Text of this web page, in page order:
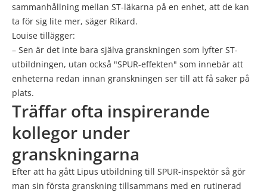
sammanhållning mellan ST-läkarna på en enhet, att de kan
ta för sig lite mer, säger Rikard.
Louise tillägger:
– Sen är det inte bara själva granskningen som lyfter ST-
utbildningen, utan också "SPUR-effekten" som innebär att
enheterna redan innan granskningen ser till att få saker på
plats.
Träffar ofta inspirerande
kollegor under
granskningarna
Efter att ha gått Lipus utbildning till SPUR-inspektör så gör
man sin första granskning tillsammans med en rutinerad